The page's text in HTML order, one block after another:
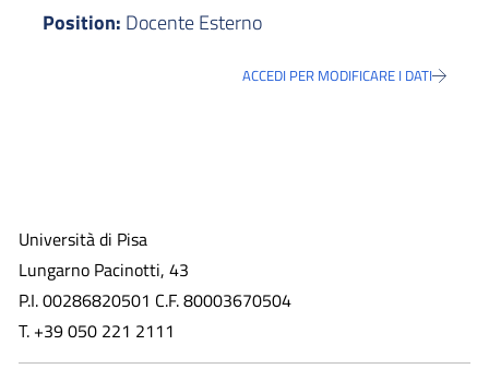
Position: Docente Esterno
ACCEDI PER MODIFICARE I DATI
Università di Pisa
Lungarno Pacinotti, 43
P.I. 00286820501 C.F. 80003670504
T. +39 050 221 2111